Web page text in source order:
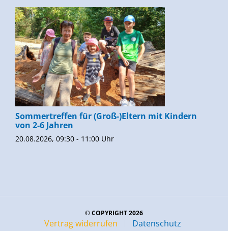
Sommertreffen für (Groß-)Eltern mit Kindern
von 2-6 Jahren
20.08.2026, 09:30 - 11:00 Uhr
© COPYRIGHT 2026
Vertrag widerrufen
Datenschutz